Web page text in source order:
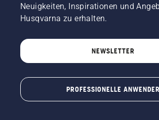
Neuigkeiten, Inspirationen und
Husqvarna zu erhalten.
NEWSLETTER
PROFESSIONELLE ANWENDER